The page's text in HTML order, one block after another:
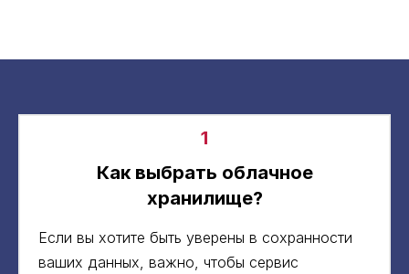
1
Как выбрать облачное
хранилище?
Если вы хотите быть уверены в сохранности
ваших данных, важно, чтобы сервис